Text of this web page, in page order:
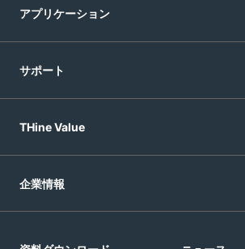
アプリケーション
サポート
THine Value
企業情報